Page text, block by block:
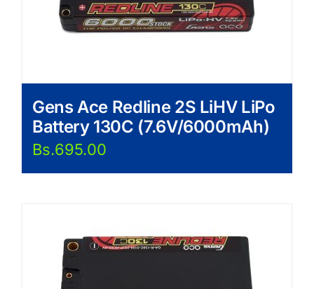
Gens Ace Redline 2S LiHV LiPo
Battery 130C (7.6V/6000mAh)
Bs.695.00